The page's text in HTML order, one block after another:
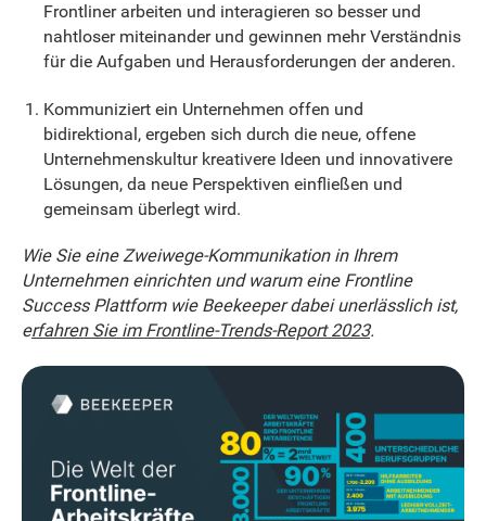
Frontliner arbeiten und interagieren so besser und
nahtloser miteinander und gewinnen mehr Verständnis
für die Aufgaben und Herausforderungen der anderen.
Kommuniziert ein Unternehmen offen und
bidirektional, ergeben sich durch die neue, offene
Unternehmenskultur kreativere Ideen und innovativere
Lösungen, da neue Perspektiven einfließen und
gemeinsam überlegt wird.
Wie Sie eine Zweiwege-Kommunikation in Ihrem
Unternehmen einrichten und warum eine Frontline
Success Plattform wie Beekeeper dabei unerlässlich ist,
erfahren Sie im Frontline-Trends-Report 2023.